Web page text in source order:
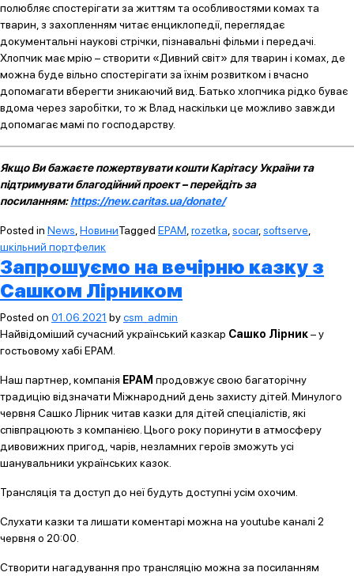
полюбляє спостерігати за життям та особливостями комах та
тварин, з захопленням читає енциклопедії, переглядає
документальні наукові стрічки, пізнавальні фільми і передачі.
Хлопчик має мрію – створити «Дивний світ» для тварин і комах, де
можна буде вільно спостерігати за їхнім розвитком і вчасно
допомагати вберегти зникаючий вид. Батько хлопчика рідко буває
вдома через заробітки, то ж Влад наскільки це можливо завжди
допомагає мамі по господарству.
Якщо Ви бажаєте пожертвувати кошти Карітасу України та
підтримувати благодійний проект – перейдіть за
посиланням:https://new.caritas.ua/donate/
Posted in News НовиниTagged EPAM rozetka socar, softserve
шкільний портфелик
Запрошуємо на вечірню казку з
Сашком Лірником
Posted on 01.06.2021 bycsm_admin
Найвідоміший сучасний український казкар Сашко Лірник– у
гостьовому хабі ЕРАМ.
Наш партнер, компанія ЕРАМ продовжує свою багаторічну
традицію відзначати Міжнародний день захисту дітей. Минулого
червня Сашко Лірник читав казки для дітей спеціалістів, які
співпрацюють з компанією. Цього року поринути в атмосферу
дивовижних пригод, чарів, незламних героїв зможуть усі
шанувальники українських казок.
Трансляція та доступ до неї будуть доступні усім охочим.
Слухати казки та лишати коментарі можна на youtube каналі 2
червня о 20:00.
Створити нагадування про трансляцію можна за посиланням